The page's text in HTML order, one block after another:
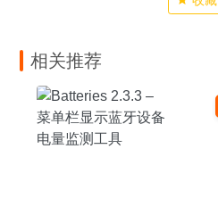
相关推荐